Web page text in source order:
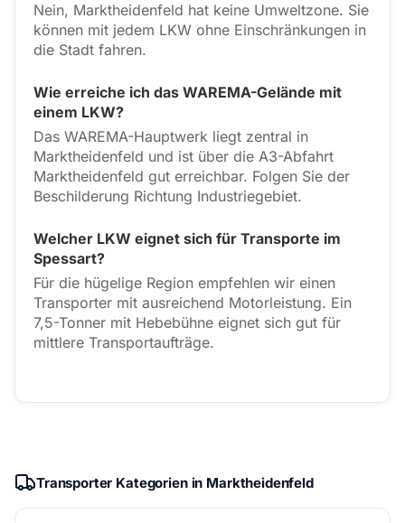
Nein, Marktheidenfeld hat keine Umweltzone. Sie
können mit jedem LKW ohne Einschränkungen in
die Stadt fahren.
Wie erreiche ich das WAREMA-Gelände mit
einem LKW?
Das WAREMA-Hauptwerk liegt zentral in
Marktheidenfeld und ist über die A3-Abfahrt
Marktheidenfeld gut erreichbar. Folgen Sie der
Beschilderung Richtung Industriegebiet.
Welcher LKW eignet sich für Transporte im
Spessart?
Für die hügelige Region empfehlen wir einen
Transporter mit ausreichend Motorleistung. Ein
7,5-Tonner mit Hebebühne eignet sich gut für
mittlere Transportaufträge.
Transporter Kategorien in Marktheidenfeld